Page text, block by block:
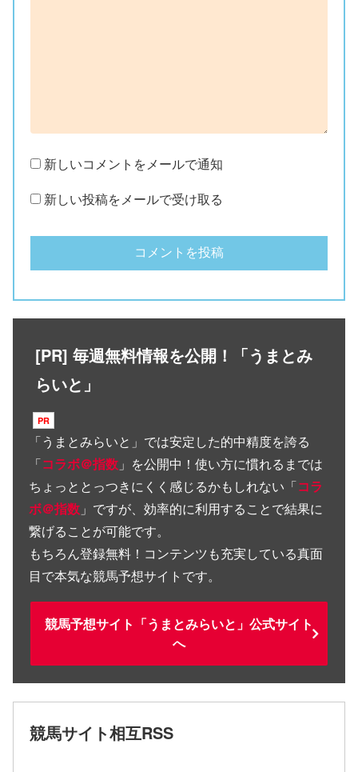
新しいコメントをメールで通知
新しい投稿をメールで受け取る
[PR] 毎週無料情報を公開！「うまとみ
らいと」
「うまとみらいと 」では安定した的中精度を誇る
「コラボ＠指数 」を公開中！使い方に慣れるまでは
ちょっととっつきにくく感じるかもしれない「コラ
ボ＠指数 」ですが、効率的に利用することで結果に
繋げることが可能です。
もちろん登録無料！コンテンツも充実している真面
目で本気な競馬予想サイトです。
競馬予想サイト「うまとみらいと」公式サイト
へ
競馬サイト相互RSS